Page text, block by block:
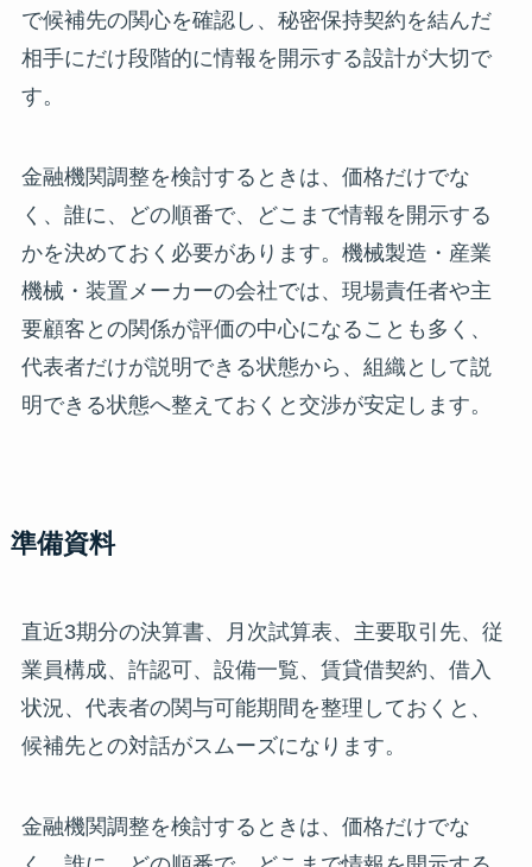
で候補先の関心を確認し、秘密保持契約を結んだ
相手にだけ段階的に情報を開示する設計が大切で
す。
金融機関調整を検討するときは、価格だけでな
く、誰に、どの順番で、どこまで情報を開示する
かを決めておく必要があります。機械製造・産業
機械・装置メーカーの会社では、現場責任者や主
要顧客との関係が評価の中心になることも多く、
代表者だけが説明できる状態から、組織として説
明できる状態へ整えておくと交渉が安定します。
準備資料
直近3期分の決算書、月次試算表、主要取引先、従
業員構成、許認可、設備一覧、賃貸借契約、借入
状況、代表者の関与可能期間を整理しておくと、
候補先との対話がスムーズになります。
金融機関調整を検討するときは、価格だけでな